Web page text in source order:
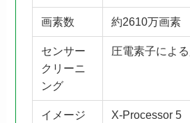
画素数 約2610万画素
センサー
クリーニ
ング
圧電素子によ
イメージ
X-Processor 5